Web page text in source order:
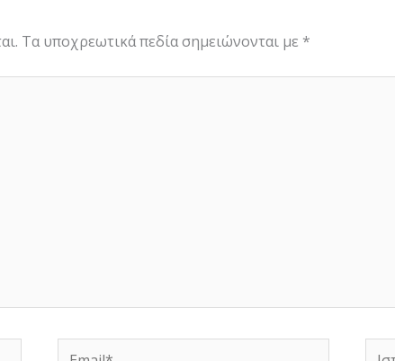
Τα υποχρεωτικά πεδία σημειώνονται με *
Email*